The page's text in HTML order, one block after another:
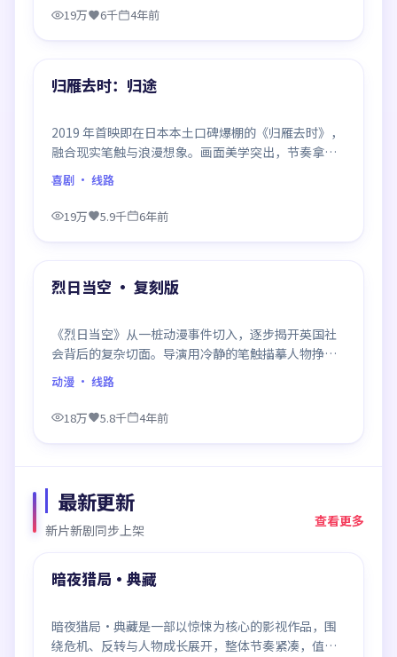
19万 6千 4年前
精选
归雁去时：归途
2019 年首映即在日本本土口碑爆棚的《归雁去时》，
融合现实笔触与浪漫想象。画面美学突出，节奏拿捏
到位，是当年话题度居高不下的代表作。
喜剧 · 线路
19万 5.9千 6年前
精选
烈日当空 · 复刻版
《烈日当空》从一桩动漫事件切入，逐步揭开英国社
会背后的复杂切面。导演用冷静的笔触描摹人物挣
扎，沉浸感极强，看完后劲十足。
动漫 · 线路
18万 5.8千 4年前
最新更新
新片新剧同步上架
查看更多
最新
99:20
暗夜猎局·典藏
暗夜猎局·典藏是一部以惊悚为核心的影视作品，围
绕危机、反转与人物成长展开，整体节奏紧凑，值得